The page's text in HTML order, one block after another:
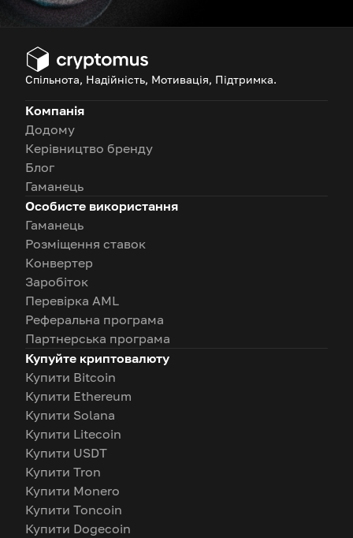
Спільнота, Надійність, Мотивація, Підтримка.
Компанія
Додому
Керівництво бренду
Блог
Гаманець
Особисте використання
Гаманець
Розміщення ставок
Конвертер
Заробіток
Перевірка AML
Реферальна програма
Партнерська програма
Купуйте криптовалюту
Купити Bitcoin
Купити Ethereum
Купити Solana
Купити Litecoin
Купити USDT
Купити Tron
Купити Monero
Купити Toncoin
Купити Dogecoin